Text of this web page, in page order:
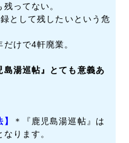
ってない。
として残したいという危
けで4軒廃業。
島湯巡帖』とても意義あ
＊『鹿児島湯巡帖』は
なります。